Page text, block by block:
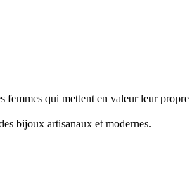
qui mettent en valeur leur
bijoux artisanaux et modernes.